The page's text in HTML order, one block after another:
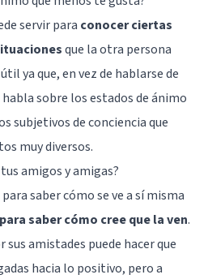
servir para conocer ciertas
que la otra persona
ya que, en vez de hablarse de
sobre los estados de ánimo
subjetivos de conciencia que
muy diversos.
amigos y amigas?
saber cómo se ve a sí misma
saber cómo cree que la ven.
amistades puede hacer que
hacia lo positivo, pero a